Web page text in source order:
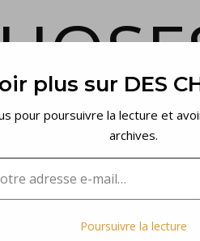
et voilà…
plus sur DES
pour poursuivre la lecture et
archives.
adresse e-mail…
Poursuivre la lecture